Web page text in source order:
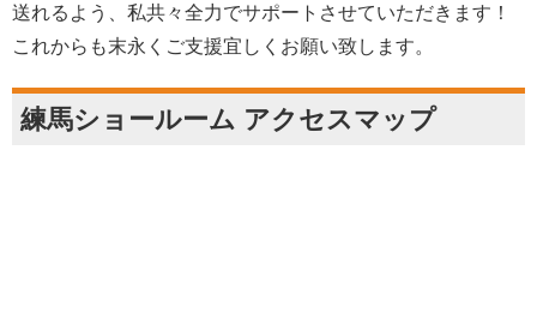
送れるよう、私共々全力でサポートさせていただきます！
これからも末永くご支援宜しくお願い致します。
練馬ショールーム アクセスマップ